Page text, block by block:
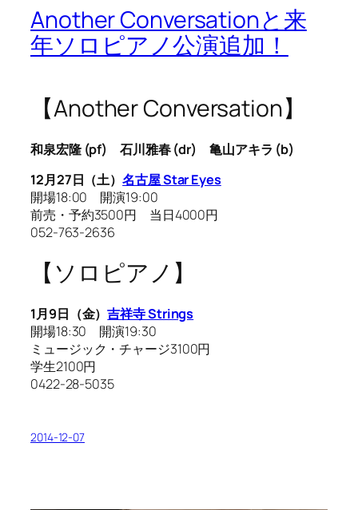
Another Conversationと来
年ソロピアノ公演追加！
【Another Conversation】
和泉宏隆 (pf) 石川雅春 (dr) 亀山アキラ (b)
12月27日（土）名古屋 Star Eyes
開場18:00 開演19:00
前売・予約3500円 当日4000円
052-763-2636
【ソロピアノ】
1月9日（金）吉祥寺 Strings
開場18:30 開演19:30
ミュージック・チャージ3100円
学生2100円
0422-28-5035
2014-12-07